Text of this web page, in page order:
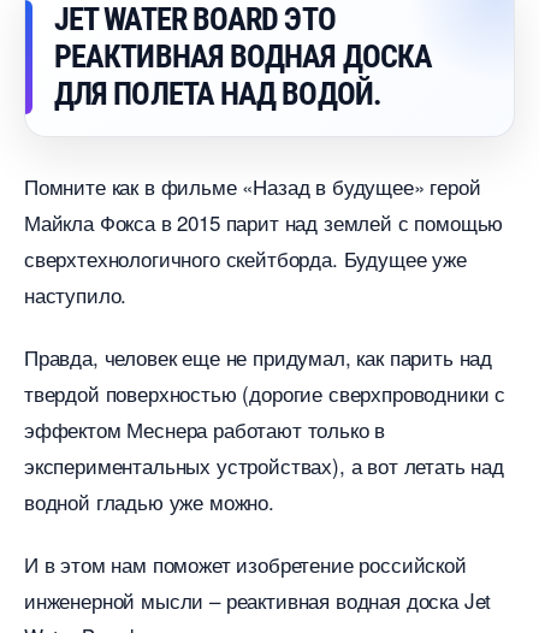
JET WATER BOARD ЭТО
РЕАКТИВНАЯ ВОДНАЯ ДОСКА
ДЛЯ ПОЛЕТА НАД ВОДОЙ.
Помните как в фильме «Назад в будущее» герой
Майкла Фокса в 2015 парит над землей с помощью
сверхтехнологичного скейтборда. Будущее уже
наступило.
Правда, человек еще не придумал, как парить над
твердой поверхностью (дорогие сверхпроводники с
эффектом Меснера работают только
экспериментальных устройствах), а вот летать над
одной гладью уже можно.
И в этом нам поможет изобретение российской
инженерной мысли – реактивная водная доска Jet